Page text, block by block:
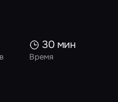
Время
30 мин